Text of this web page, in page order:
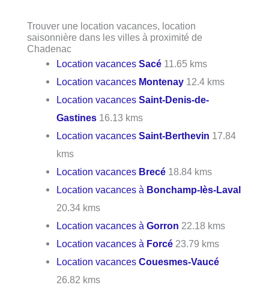
Trouver une location vacances, location
saisonnière dans les villes à proximité de
Chadenac
Location vacancesSacé 11.65 kms
Location vacances Montenay 12.4 kms
Location vacancesSaint-Denis-de-
Gastines 16.13 kms
Location vacancesSaint-Berthevin 17.84
kms
Location vacances Brecé 18.84 kms
Location vacances à Bonchamp-lès-Laval
20.34 kms
Location vacances àGorron 22.18 kms
Location vacances à Forcé 23.79 kms
Location vacancesCouesmes-Vaucé
26.82 kms